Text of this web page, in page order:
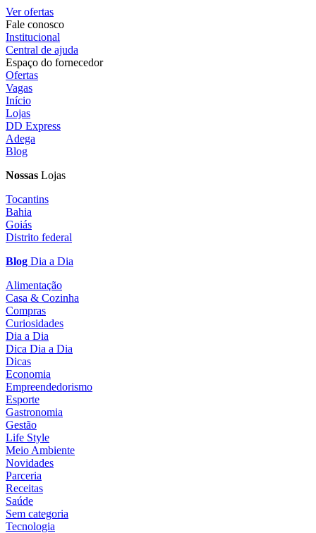
Ver ofertas
Fale conosco
Institucional
Central de ajuda
Espaço do fornecedor
Ofertas
Vagas
Início
Lojas
DD Express
Adega
Blog
Nossas Lojas
Tocantins
Bahia
Goiás
Distrito federal
Blog Dia a Dia
Alimentação
Casa & Cozinha
Compras
Curiosidades
Dia a Dia
Dica Dia a Dia
Dicas
Economia
Empreendedorismo
Esporte
Gastronomia
Gestão
Life Style
Meio Ambiente
Novidades
Parceria
Receitas
Saúde
Sem categoria
Tecnologia